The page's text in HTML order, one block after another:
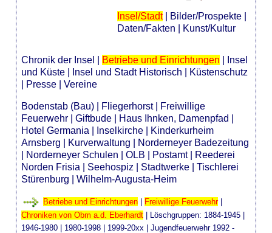
Insel/Stadt| Bilder/Prospekte|
Daten/Fakten
Kunst/Kultur
Chronik der Insel Betriebe und Einrichtungen
Insel
und Küste
Insel und Stadt Historisch
Küstenschutz
Presse |Vereine
Bodenstab (Bau) Fliegerhorst|
Freiwillige
Feuerwehr |Giftbude Haus Ihnken, Damenpfad
Hotel Germania
Inselkirche
Kinderkurheim
Arnsberg
Kurverwaltung
Norderneyer Badezeitung
Norderneyer Schulen |OLB Postamt|
Reederei
Norden Frisia
Seehospiz Stadtwerke |Tischlerei
Stürenburg |Wilhelm-Augusta-Heim
Betriebe und Einrichtungen Freiwillige Feuerwehr|
Chroniken von Obm a.d. Eberhardt | Löschgruppen: 1884-1945 |
1946-1980 | 1980-1998 | 1999-20xx |Jugendfeuerwehr 1992 -